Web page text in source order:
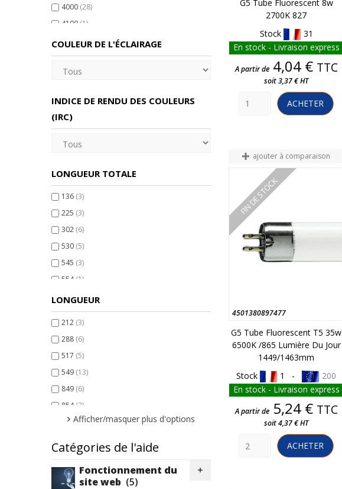
4000 (28)
4100 (1)
6500(11)
COULEUR DE L'ÉCLAIRAGE
INDICE DE RENDU DES COULEURS
(IRC)
LONGUEUR TOTALE
136 (3)
225 (3)
302 (6)
530 (5)
545 (3)
554 (1)
563(12)
845(3)
(4)
(1)
(6)
1139
(2)
1145 (3)
1445(3)
1463 (16)
LONGUEUR
212 (3)
288 (6)
517 (5)
549 (13)
849 (6)
854 (2)
1149(13)
Afficher/masquer plus d'options
Catégories de l'aide
Fonctionnement du
site web (5)

G5 Tube Fluorescent 8w
2700K 827
Stock
31
En stock - Livraison express
Prix
A partir de 4,04 € TTC
soit 3,37 € HT
ACHETER
ajouter à comparaison
4501380897477
FIN DE STOCK
G5 Tube Fluorescent T5 35w
6500K /865 Lumière Du Jour
1449/1463mm
Stock
1 -
200
En stock - Livraison express
Prix
A partir de 5,24 € TTC
soit 4,37 € HT
ACHETER